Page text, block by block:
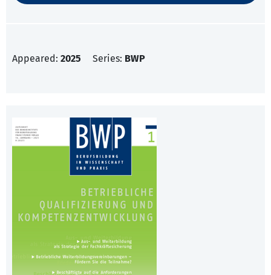
Appeared: 2025 Series: BWP